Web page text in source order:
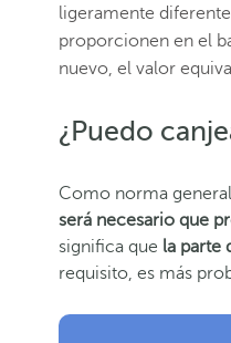
ligeramente
proporcionen en el
nuevo, el valor
¿Puedo
Como norma
será necesario que
significa que la parte
requisito, es más